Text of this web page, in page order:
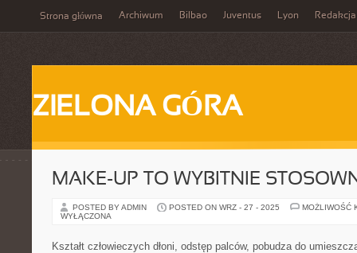
Strona główna Archiwum Bilbao Juventus Lyon Redakcja
ZIELONA GÓRA
MAKE-UP TO WYBITNIE
POSTED BY ADMIN POSTED ON WRZ - 27 - 2025
MOŻLIWOŚĆ
WYŁĄCZONA
Kształt człowieczych dłoni, odstęp palców, pobudza do